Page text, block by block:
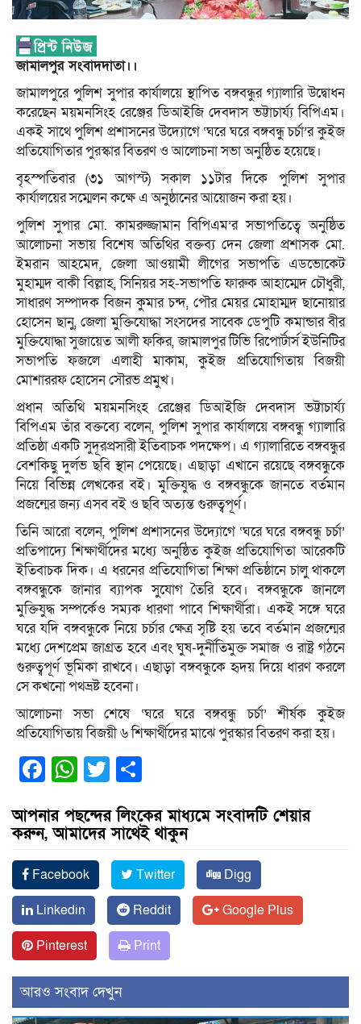
জামালপুর সংবাদদাতা।।
জামালপুরে পুলিশ সুপার কার্যালয়ে স্থাপিত বঙ্গবন্ধুর গ্যালারি উদ্বোধন
করেছেন ময়মনসিংহ রেঞ্জের ডিআইজি দেবদাস ভট্টাচার্য্য বিপিএম।
একই সাথে পুলিশ প্রশাসনের উদ্যোগে ‘ঘরে ঘরে বঙ্গবন্ধু চর্চা’র কুইজ
প্রতিযোগিতার পুরস্কার বিতরণ ও আলোচনা সভা অনুষ্ঠিত হয়েছে।
বৃহস্পতিবার (৩১ আগস্ট) সকাল ১১টার দিকে পুলিশ সুপার
কার্যালয়ের সম্মেলন কক্ষে এ অনুষ্ঠানের আয়োজন করা হয়।
পুলিশ সুপার মো. কামরুজ্জামান বিপিএম’র সভাপতিত্বে অনুষ্ঠিত
আলোচনা সভায় বিশেষ অতিথির বক্তব্য দেন জেলা প্রশাসক মো.
ইমরান আহমেদ, জেলা আওয়ামী লীগের সভাপতি এডভোকেট
মুহাম্মদ বাকী বিল্লাহ, সিনিয়র সহ-সভাপতি ফারুক আহাম্মেদ চৌধুরী,
সাধারণ সম্পাদক বিজন কুমার চন্দ, পৌর মেয়র মোহাম্মদ ছানোয়ার
হোসেন ছানু, জেলা মুক্তিযোদ্ধা সংসদের সাবেক ডেপুটি কমান্ডার বীর
মুক্তিযোদ্ধা সুজায়েত আলী ফকির, জামালপুর টিভি রিপোর্টার্স ইউনিটির
সভাপতি ফজলে এলাহী মাকাম, কুইজ প্রতিযোগিতায় বিজয়ী
মোশাররফ হোসেন সৌরভ প্রমুখ।
প্রধান অতিথি ময়মনসিংহ রেঞ্জের ডিআইজি দেবদাস ভট্টাচার্য্য
বিপিএম তাঁর বক্তব্যে বলেন, পুলিশ সুপার কার্যালয়ে বঙ্গবন্ধু গ্যালারি
প্রতিষ্ঠা একটি সুদূরপ্রসারী ইতিবাচক পদক্ষেপ। এ গ্যালারিতে বঙ্গবন্ধুর
বেশকিছু দুর্লভ ছবি স্থান পেয়েছে। এছাড়া এখানে রয়েছে বঙ্গবন্ধুকে
নিয়ে বিভিন্ন লেখকের বই। মুক্তিযুদ্ধ ও বঙ্গবন্ধুকে জানতে বর্তমান
প্রজন্মের জন্য এসব বই ও ছবি অত্যন্ত গুরুত্বপূর্ণ।
তিনি আরো বলেন, পুলিশ প্রশাসনের উদ্যোগে ‘ঘরে ঘরে বঙ্গবন্ধু চর্চা’
প্রতিপাদ্যে শিক্ষার্থীদের মধ্যে অনুষ্ঠিত কুইজ প্রতিযোগিতা আরেকটি
ইতিবাচক দিক। এ ধরনের প্রতিযোগিতা শিক্ষা প্রতিষ্ঠানে চালু থাকলে
বঙ্গবন্ধুকে জানার ব্যাপক সুযোগ তৈরি হবে। বঙ্গবন্ধুকে জানলে
মুক্তিযুদ্ধ সম্পর্কেও সম্যক ধারণা পাবে শিক্ষার্থীরা। একই সঙ্গে ঘরে
ঘরে যদি বঙ্গবন্ধুকে নিয়ে চর্চার ক্ষেত্র সৃষ্টি হয় তবে বর্তমান প্রজন্মের
মধ্যে দেশপ্রেম জাগ্রত হবে এবং ঘুষ-দুর্নীতিমুক্ত সমাজ ও রাষ্ট্র গঠনে
গুরুত্বপূর্ণ ভূমিকা রাখবে। এছাড়া বঙ্গবন্ধুকে হৃদয় দিয়ে ধারণ করলে
সে কখনো পথভ্রষ্ট হবেনা।
আলোচনা সভা শেষে ‘ঘরে ঘরে বঙ্গবন্ধু চর্চা’ শীর্ষক কুইজ
প্রতিযোগিতায় বিজয়ী ৬ শিক্ষার্থীদের মাঝে পুরস্কার বিতরণ করা হয়।
Facebook
WhatsApp
Twitter
আপনার পছন্দের লিংকের মাধ্যমে সংবাদটি শেয়ার
করুন, আমাদের সাথেই থাকুন
Facebook Twitter
Digg
Linkedin
Reddit
Google Plus
Pinterest
Print
আরও সংবাদ দেখুন